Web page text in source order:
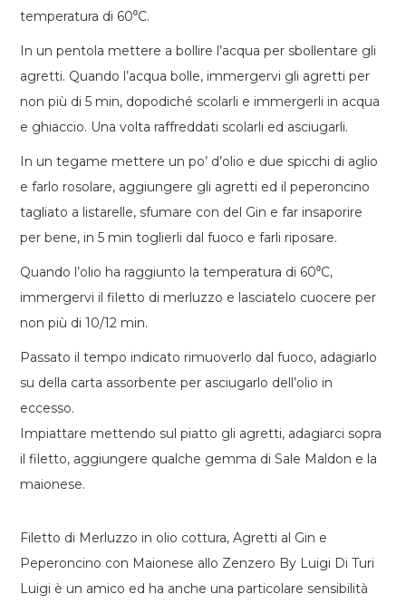
temperatura di 60⁰C.
In un pentola mettere a bollire l’acqua per sbollentare gli
agretti. Quando l’acqua bolle, immergervi gli agretti per
non più di 5 min, dopodiché scolarli e immergerli in acqua
e ghiaccio. Una volta raffreddati scolarli ed asciugarli.
In un tegame mettere un po’ d’olio e due spicchi di aglio
e farlo rosolare, aggiungere gli agretti ed il peperoncino
tagliato a listarelle, sfumare con del Gin e far insaporire
per bene, in 5 min toglierli dal fuoco e farli riposare.
Quando l’olio ha raggiunto la temperatura di 60⁰C,
immergervi il filetto di merluzzo e lasciatelo cuocere per
non più di 10/12 min.
Passato il tempo indicato rimuoverlo dal fuoco, adagiarlo
su della carta assorbente per asciugarlo dell’olio in
eccesso.
Impiattare mettendo sul piatto gli agretti, adagiarci sopra
il filetto, aggiungere qualche gemma di Sale Maldon e la
maionese.
Filetto di Merluzzo in olio cottura, Agretti al Gin e
Peperoncino con Maionese allo Zenzero By Luigi Di Turi
Luigi è un amico ed ha anche una particolare sensibilità